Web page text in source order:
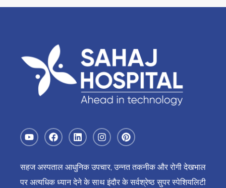
सहज अस्पताल आधुनिक उपचार, उन्नत तकनीक और रोगी देखभाल
पर अत्यधिक ध्यान देने के साथ इंदौर के सर्वश्रेष्ठ सुपर स्पेशियलिटी